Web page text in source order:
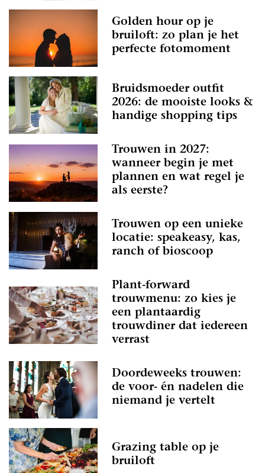
Golden hour op je
bruiloft: zo plan je het
perfecte fotomoment
Bruidsmoeder outfit
2026: de mooiste looks &
handige shopping tips
Trouwen in 2027:
wanneer begin je met
plannen en wat regel je
als eerste?
Trouwen op een unieke
locatie: speakeasy, kas,
ranch of bioscoop
Plant-forward
trouwmenu: zo kies je
een plantaardig
trouwdiner dat iedereen
verrast
Doordeweeks trouwen:
de voor- én nadelen die
niemand je vertelt
Grazing table op je
bruiloft